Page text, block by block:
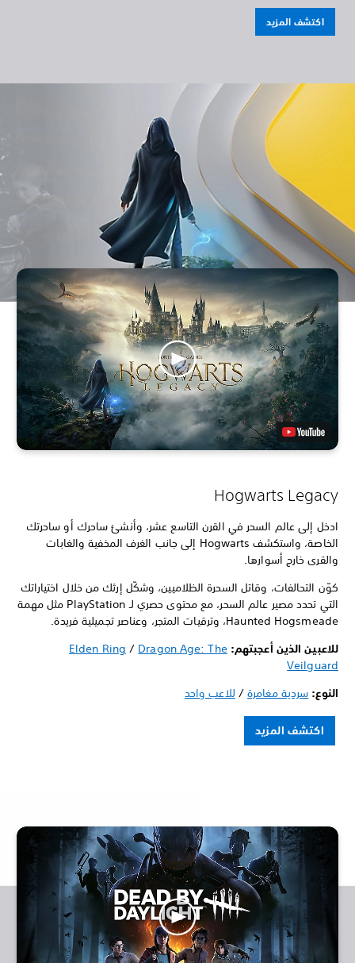
اكتشف المزيد
Hogwarts Legacy
ادخل إلى عالم السحر في القرن التاسع عشر، وأنشئ ساحرك أو ساحرتك
الخاصة، واستكشف Hogwarts إلى جانب الغرف المخفية والغابات
والقرى خارج أسوارها.
كوّن التحالفات، وقاتل السحرة الظلاميين، وشكّل إرثك من خلال اختياراتك
التي تحدد مصير عالم السحر، مع محتوى حصري لـ PlayStation مثل مهمة
Haunted Hogsmeade، وترقيات المتجر، وعناصر تجميلية فريدة.
للاعبين الذين أعجبتهم:
Elden Ring/Dragon Age: The
Veilguard
النوع:سردية مغامرة /للاعب واحد
اكتشف المزيد